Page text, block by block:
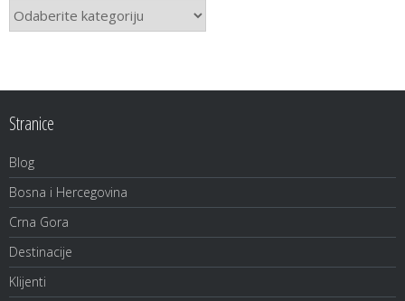
Ponude
putovanja
Stranice
Blog
Bosna i Hercegovina
Crna Gora
Destinacije
Klijenti